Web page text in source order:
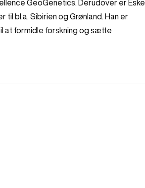
GeoGenetics. Derudover er Eske
bl.a. Sibirien og Grønland. Han er
at formidle forskning og sætte